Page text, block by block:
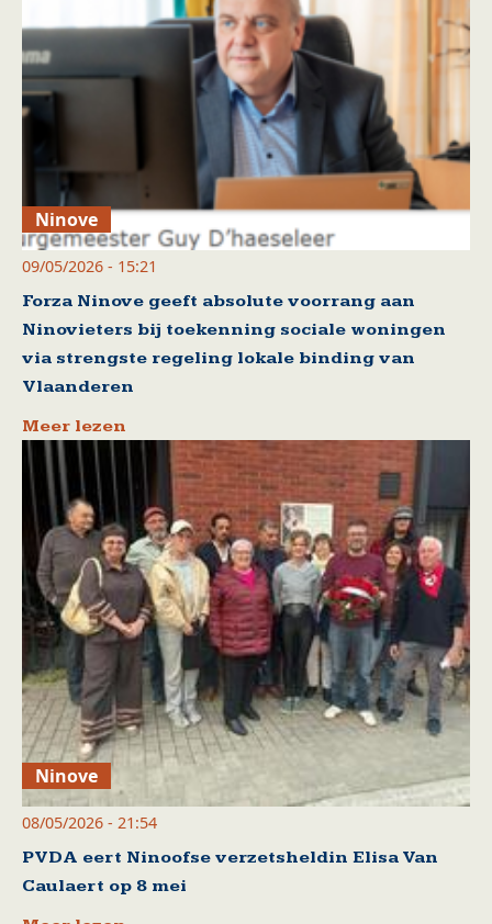
Ninove
09/05/2026 - 15:21
Forza Ninove geeft absolute voorrang aan
Ninovieters bij toekenning sociale woningen
via strengste regeling lokale binding van
Vlaanderen
Meer lezen
Ninove
08/05/2026 - 21:54
PVDA eert Ninoofse verzetsheldin Elisa Van
Caulaert op 8 mei